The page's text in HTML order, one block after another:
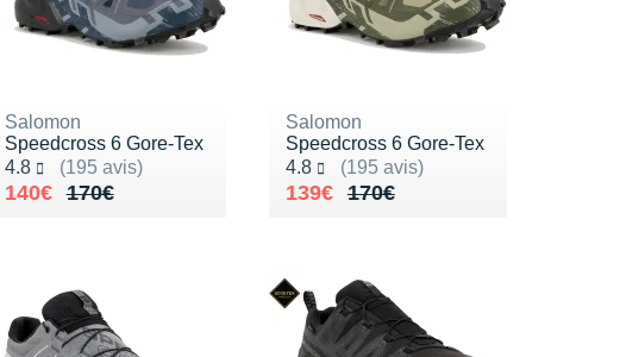
--------------
Salomon
Speedcross 6 Gore-Tex
4.8
(195 avis)
Noté 4.8 sur 5
170€
Au lieu de 170€
140€
Vendu 140€
Salomon
Speedcross 6 Gore-Tex
4.8
(195 avis)
Noté 4.8 sur 5
170€
Au lieu de 170€
139€
Vendu 139€